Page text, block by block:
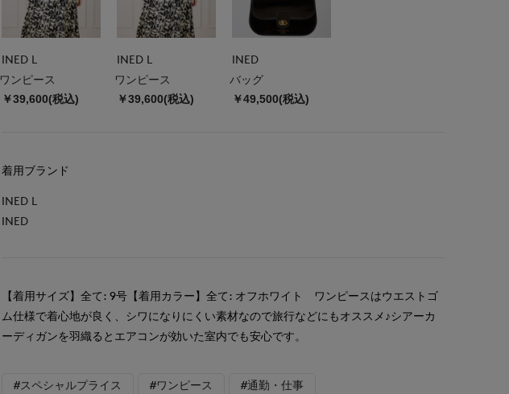
INED L
ワンピース
￥39,600(税込)
INED L
ワンピース
￥39,600(税込)
INED
バッグ
￥49,500(税込)
着用ブランド
INED L
INED
【着用サイズ】全て: 9号【着用カラー】全て: オフホワイト ワンピースはウエストゴ
ム仕様で着心地が良く、シワになりにくい素材なので旅行などにもオススメ♪シアーカ
ーディガンを羽織るとエアコンが効いた室内でも安心です。
#スペシャルプライス #ワンピース #通勤・仕事